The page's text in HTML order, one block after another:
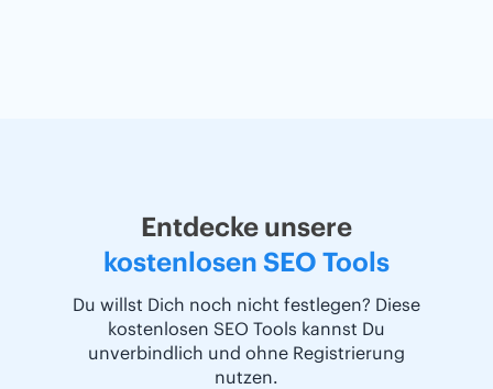
Entdecke unsere
kostenlosen SEO Tools
Du willst Dich noch nicht festlegen? Diese
kostenlosen SEO Tools kannst Du
unverbindlich und ohne Registrierung
nutzen.